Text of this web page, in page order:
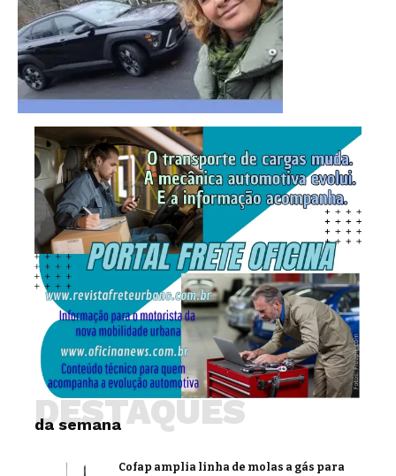
da semana
DESTAQUES
Cofap amplia linha de molas a gás para